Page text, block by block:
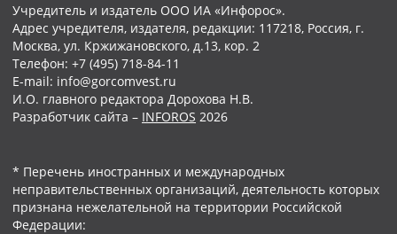
Учредитель и издатель ООО ИА «Инфорос».
Адрес учредителя, издателя, редакции: 117218, Россия, г.
Москва, ул. Кржижановского, д.13, кор. 2
Телефон: +7 (495) 718-84-11
E-mail: info@gorcomvest.ru
И.О. главного редактора Дорохова Н.В.
Разработчик сайта – INFOROS 2026
* Перечень иностранных и международных
неправительственных организаций, деятельность которых
признана нежелательной на территории Российской
Федерации: